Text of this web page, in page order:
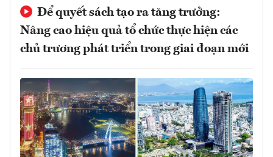
Để quyết sách tạo ra tăng trưởng:
Nâng cao hiệu quả tổ chức thực hiện các
chủ trương phát triển trong giai đoạn mới